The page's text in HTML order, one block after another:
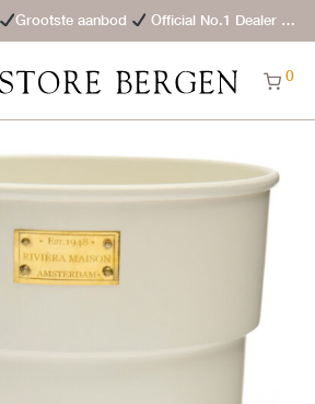
Grootste aanbod Official No.1 Dealer
0